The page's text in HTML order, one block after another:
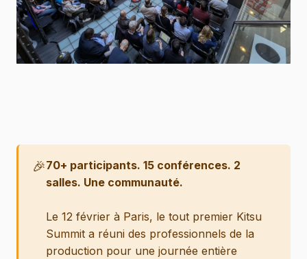
🎉70+ participants. 15 conférences. 2
salles. Une communauté.
Le 12 février à Paris, le tout premier Kitsu
Summit a réuni des professionnels de la
production pour une journée entière